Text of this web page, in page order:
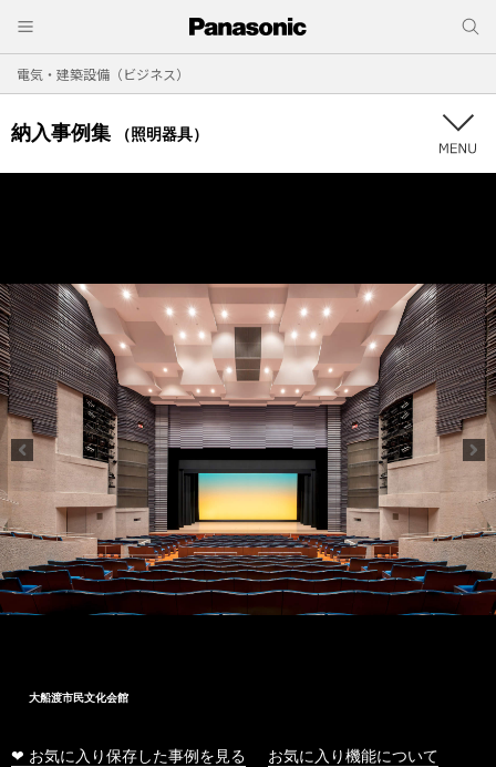
電気・建築設備（ビジネス）
納入事例集 （照明器具）
大船渡市民文化会館
❤ お気に入り保存した事例を見る お気に入り機能について